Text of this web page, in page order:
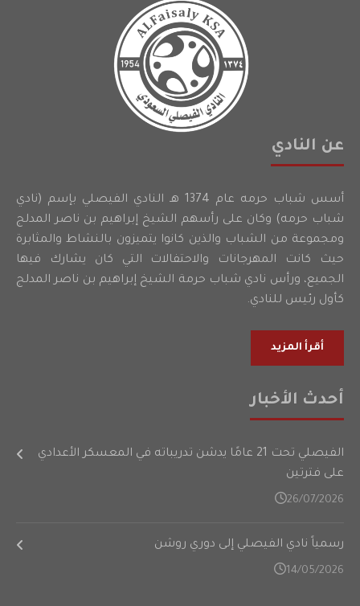
عن النادي
أسس شباب حرمه عام 1374 هـ النادي الفيصلي بإسم (نادي
شباب حرمه) وكان على رأسهم الشيخ إبراهيم بن ناصر المدلج
ومجموعة من الشباب والذين كانوا يتميزون بالنشاط والمثابرة
حيث كانت المهرجانات والاحتفالات التي كان يشارك فيها
الجميع، ورأس نادي شباب حرمة الشيخ إبراهيم بن ناصر المدلج
كأول رئيس للنادي.
أقرأ المزيد
أحدث الأخبار
الفيصلي تحت 21 عامًا يدشن تدريباته في المعسكر الأعدادي
على فترتين
26/07/2026
رسمياً نادي الفيصلي إلى دوري روشن
14/05/2026